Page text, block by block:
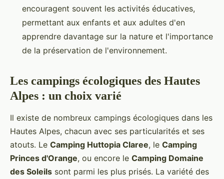
encouragent souvent les activités éducatives,
permettant aux enfants et aux adultes d'en
apprendre davantage sur la nature et l'importance
de la préservation de l'environnement.
Les campings écologiques des Hautes
Alpes : un choix varié
Il existe de nombreux campings écologiques dans les
Hautes Alpes, chacun avec ses particularités et ses
atouts. Le Camping Huttopia Claree, le Camping
Princes d'Orange, ou encore le Camping Domaine
des Soleils sont parmi les plus prisés. La variété des